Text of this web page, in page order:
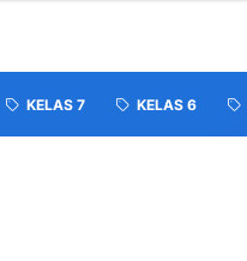
KELAS 7 KELAS 6